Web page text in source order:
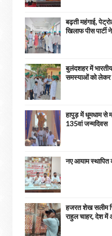
बढ़ती महंगाई,
खिलाफ पीस पार्टी
बुलंदशहर में
समस्याओं को लेकर
हापुड़ में धूमधाम से
135वां जन्मदिवस
नए आयाम
हजरत शेख सलीम
राहुल चाहर, देश